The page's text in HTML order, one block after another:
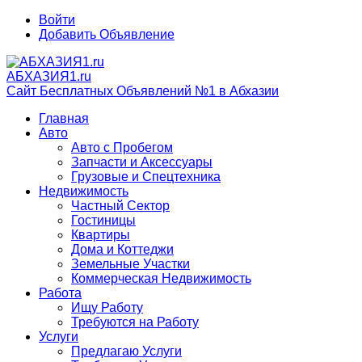
Войти
Добавить Объявление
АБХАЗИЯ1.ru
Сайт Бесплатных Объявлений №1 в Абхазии
Главная
Авто
Авто с Пробегом
Запчасти и Аксессуары
Грузовые и Спецтехника
Недвижимость
Частный Сектор
Гостиницы
Квартиры
Дома и Коттеджи
Земельные Участки
Коммерческая Недвижимость
Работа
Ищу Работу
Требуются на Работу
Услуги
Предлагаю Услуги